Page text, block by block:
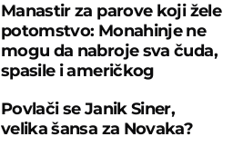
Manastir za parove koji žele
potomstvo: Monahinje ne
mogu da nabroje sva čuda,
spasile i američkog
Povlači se Janik Siner,
velika šansa za Novaka?